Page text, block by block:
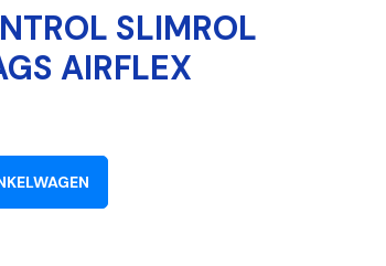
SLIMROL
AIRFLEX